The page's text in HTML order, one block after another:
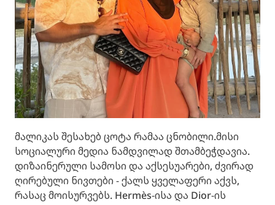
მალიკას შესახებ ცოტა რამაა ცნობილი.მისი
სოციალური მედია ნამდვილად შთამბეჭდავია.
დიზაინერული სამოსი და აქსესუარები, ძვირად
ღირებული ნივთები - ქალს ყველაფერი აქვს,
რასაც მოისურვებს. Hermès-ისა და Dior-ის